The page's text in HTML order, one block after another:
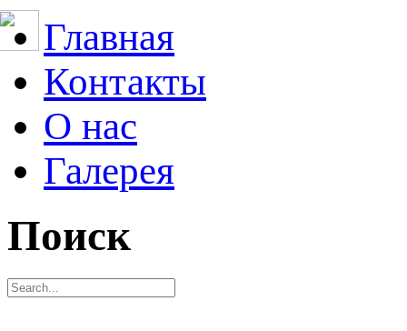
Главная
Контакты
О нас
Галерея
Поиск